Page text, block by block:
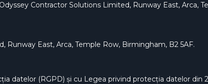
Contractor Solutions Limited, Runway East, Arca,
Runway East, Arca, Temple Row, Birmingham, B2 5AF.
datelor (RGPD) și cu Legea privind protecția datelor din